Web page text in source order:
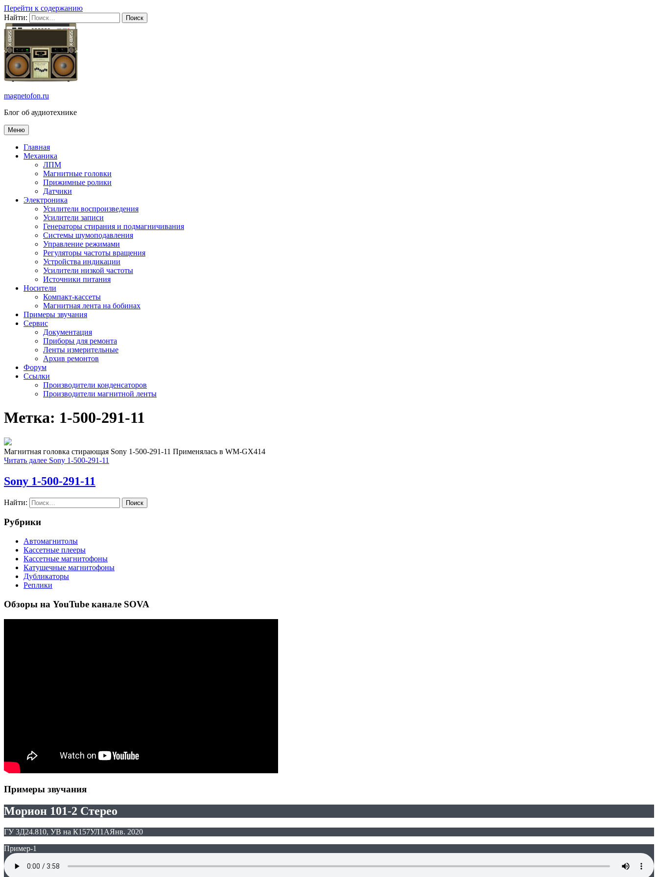
Перейти к содержанию
Найти:
magnetofon.ru
Блог об аудиотехнике
Меню
Главная
Механика
ЛПМ
Магнитные головки
Прижимные ролики
Датчики
Электроника
Усилители воспроизведения
Усилители записи
Генераторы стирания и подмагничивания
Системы шумоподавления
Управление режимами
Регуляторы частоты вращения
Устройства индикации
Усилители низкой частоты
Источники питания
Носители
Компакт-кассеты
Магнитная лента на бобинах
Примеры звучания
Сервис
Документация
Приборы для ремонта
Ленты измерительные
Архив ремонтов
Форум
Ссылки
Производители конденсаторов
Производители магнитной ленты
Метка: 1-500-291-11
Магнитная головка стирающая Sony 1-500-291-11 Применялась в WM-GX414
Читать далее Sony 1-500-291-11
Sony 1-500-291-11
Найти:
Рубрики
Автомагнитолы
Кассетные плееры
Кассетные магнитофоны
Катушечные магнитофоны
Дубликаторы
Реплики
Обзоры на YouTube канале SOVA
Примеры звучания
Морион 101-2 Стерео
ГУ 3Д24.810, УВ на К157УЛ1АЯнв. 2020
Пример-1